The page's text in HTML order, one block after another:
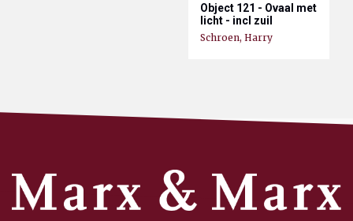
Object 121 - Ovaal met
licht - incl zuil
Schroen, Harry